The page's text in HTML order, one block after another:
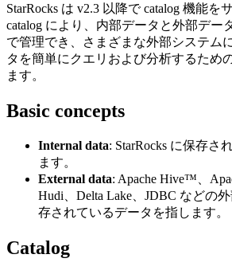
StarRocks は v2.3 以降で catalog 機能を
catalog により、内部データと外部デー
で管理でき、さまざまな外部システム
タを簡単にクエリおよび分析するため
ます。
Basic concepts
Internal data: StarRocks に保存さ
ます。
External data: Apache Hive™、
Hudi、Delta Lake、JDBC などの
存されているデータを指します。
Catalog